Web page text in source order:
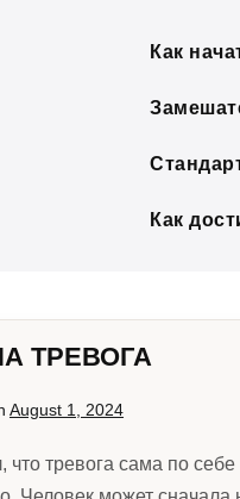
Как
Как
ТРЕВОГА
August 1, 2024
тревога сама по